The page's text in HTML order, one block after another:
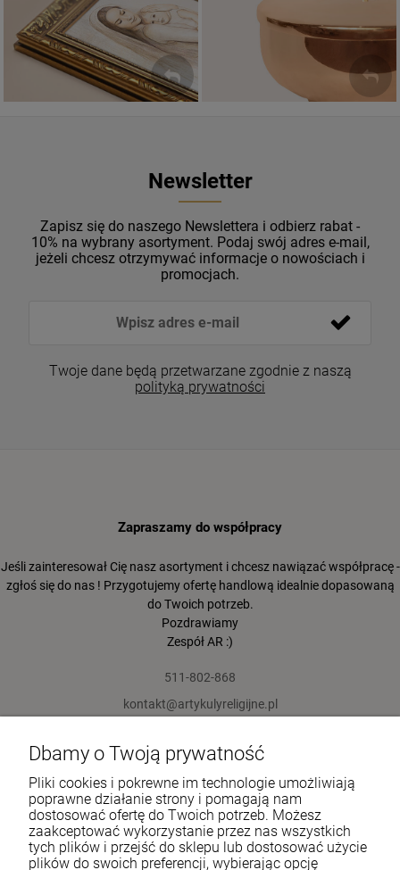
PIĘKNE
WZORY
Newsletter
Zapisz się do naszego Newslettera i odbierz rabat -
10% na wybrany asortyment. Podaj swój adres e-mail,
jeżeli chcesz otrzymywać informacje o nowościach i
promocjach.
Twoje dane będą przetwarzane zgodnie z naszą
polityką prywatności
Zapraszamy do współpracy
Jeśli zainteresował Cię nasz asortyment i chcesz nawiązać współpracę -
zgłoś się do nas ! Przygotujemy ofertę handlową idealnie dopasowaną
do Twoich potrzeb.
Pozdrawiamy
Zespół AR :)
511-802-868
kontakt@artykulyreligijne.pl
Pomoc
Moje konto
Płatności i dostawa
Dbamy o Twoją prywatność
Pliki cookies i pokrewne im technologie umożliwiają
poprawne działanie strony i pomagają nam
dostosować ofertę do Twoich potrzeb. Możesz
zaakceptować wykorzystanie przez nas wszystkich
tych plików i przejść do sklepu lub dostosować użycie
plików do swoich preferencji, wybierając opcję